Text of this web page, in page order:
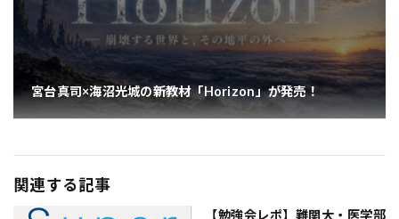
宮台真司×海沼光城の新教材「Horizon」が発売！
関連する記事
【勉強会レポ】難関大・医学部